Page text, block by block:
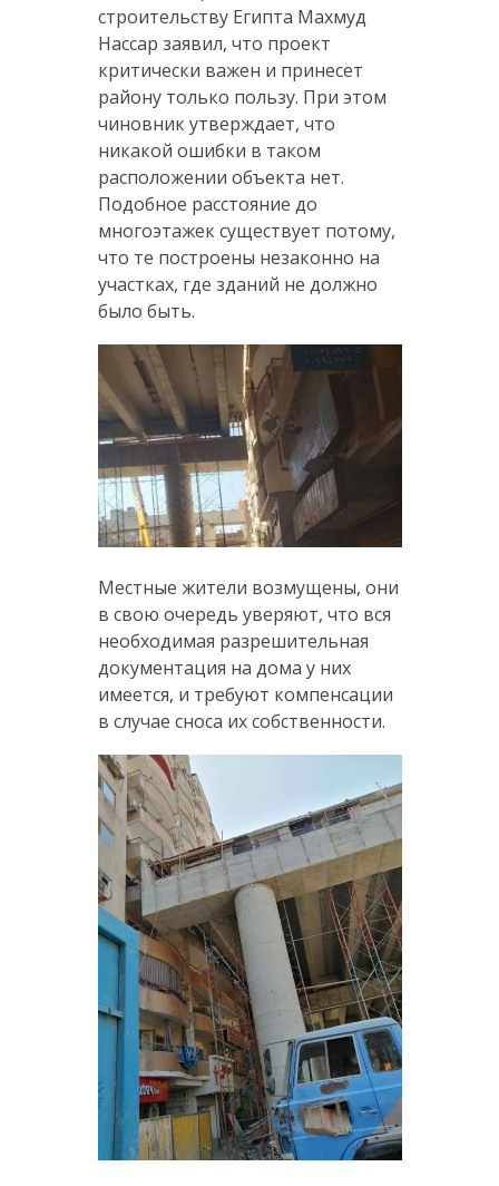
строительству Египта Махмуд
Нассар заявил, что проект
критически важен и принесет
району только пользу. При этом
чиновник утверждает, что
никакой ошибки в таком
расположении объекта нет.
Подобное расстояние до
многоэтажек существует потому,
что те построены незаконно на
участках, где зданий не должно
было быть.
Местные жители возмущены, они
в свою очередь уверяют, что вся
необходимая разрешительная
документация на дома у них
имеется, и требуют компенсации
в случае сноса их собственности.